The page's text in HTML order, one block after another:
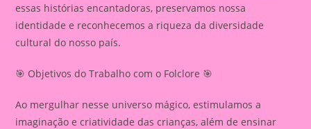
essas histórias encantadoras, preservamos nossa
identidade e reconhecemos a riqueza da diversidade
cultural do nosso país.
🎯 Objetivos do Trabalho com o Folclore 🎯
Ao mergulhar nesse universo mágico, estimulamos a
imaginação e criatividade das crianças, além de ensinar